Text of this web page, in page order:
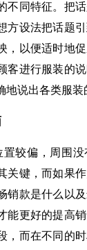
不同特征。把
方设法把话题
，以便适时地
客进行服装的
说出各类服装
较偏，周围
关键，而如果
销款是什么以
能更好的提高
，而在不同的